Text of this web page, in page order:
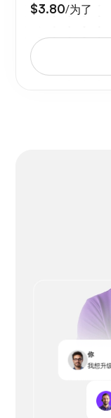
$3.80/为了
你
我想升